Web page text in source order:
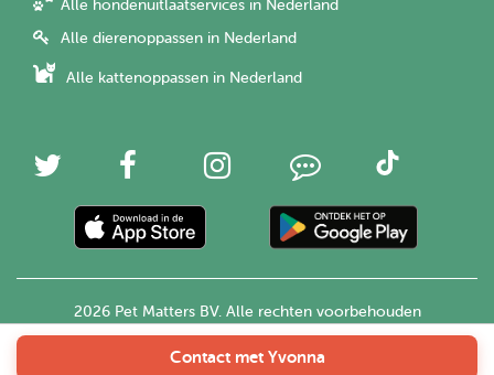
Contact met Yvonna
Alle hondenuitlaatservices in Nederland
Alle dierenoppassen in Nederland
Alle kattenoppassen in Nederland
2026 Pet Matters BV. Alle rechten voorbehouden